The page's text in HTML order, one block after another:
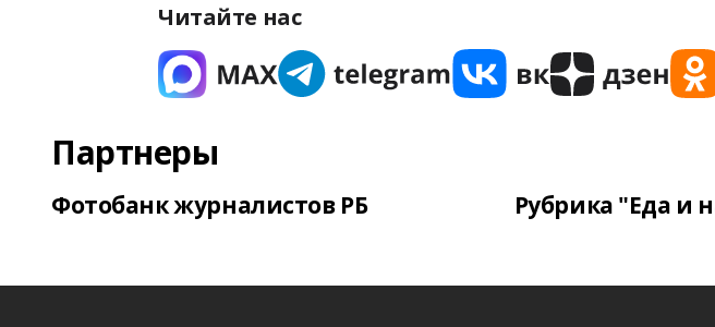
Читайте нас
Партнеры
Фотобанк журналистов РБ Рубрика "Еда и